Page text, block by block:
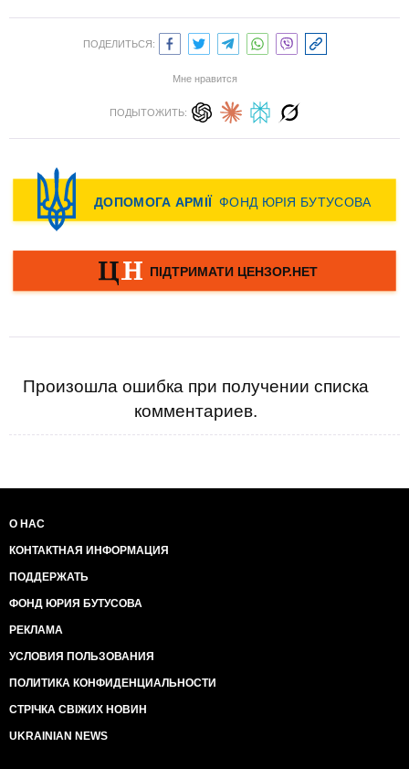
ПОДЕЛИТЬСЯ:
Мне нравится
ПОДЫТОЖИТЬ:
Произошла ошибка при получении списка
комментариев.
О НАС
КОНТАКТНАЯ ИНФОРМАЦИЯ
ПОДДЕРЖАТЬ
ФОНД ЮРИЯ БУТУСОВА
РЕКЛАМА
УСЛОВИЯ ПОЛЬЗОВАНИЯ
ПОЛИТИКА КОНФИДЕНЦИАЛЬНОСТИ
СТРІЧКА СВІЖИХ НОВИН
UKRAINIAN NEWS